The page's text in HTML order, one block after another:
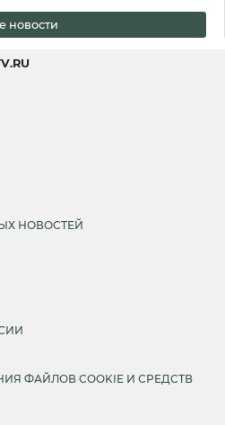
новости
НОВОСТЕЙ
ФАЙЛОВ COOKIE И СРЕДСТВ